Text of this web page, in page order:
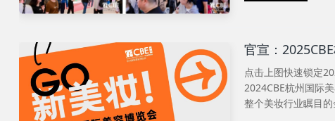
官宣：
点击上图快速锁定
2024CBE杭州国际
整个美妆行业瞩目